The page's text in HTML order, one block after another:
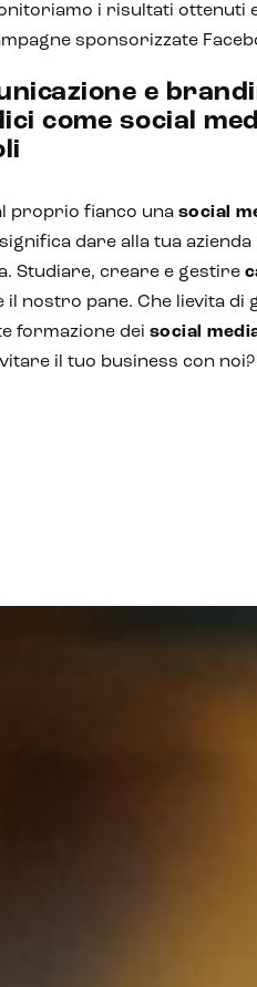
i risultati ottenuti
sponsorizzate
e
come social
proprio fianco una social
significa dare alla tua
Studiare, creare e gestire
il nostro pane. Che lievita
formazione dei social
il tuo business con noi?